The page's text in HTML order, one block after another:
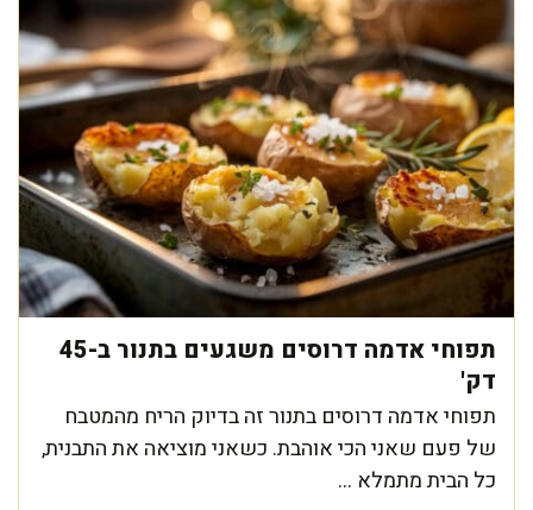
תפוחי אדמה דרוסים משגעים בתנור ב-45
דק'
תפוחי אדמה דרוסים בתנור זה בדיוק הריח מהמטבח
של פעם שאני הכי אוהבת. כשאני מוציאה את התבנית,
כל הבית מתמלא ...